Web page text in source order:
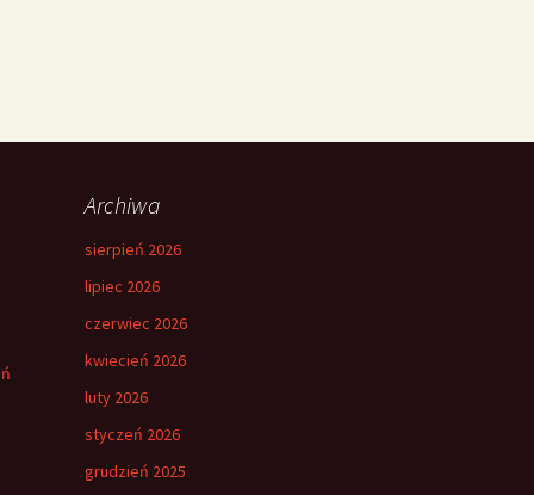
Archiwa
sierpień 2026
lipiec 2026
czerwiec 2026
kwiecień 2026
luty 2026
styczeń 2026
grudzień 2025